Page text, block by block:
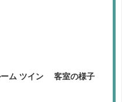
ーム ツイン 客室の様子